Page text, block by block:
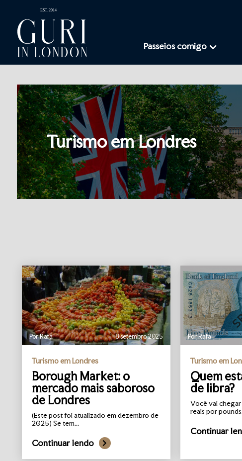
Passeios comigo
Turismo em Londres
Por Rafa 8 setembro 2025
Turismo em Londres
Borough Market: o
mercado mais saboroso
de Londres
(Este post foi atualizado em dezembro de
2025) Se tem...
Continuar lendo
Por Rafa
Turismo em
Quem
de libra?
Você vai chegar
reais por
Continuar